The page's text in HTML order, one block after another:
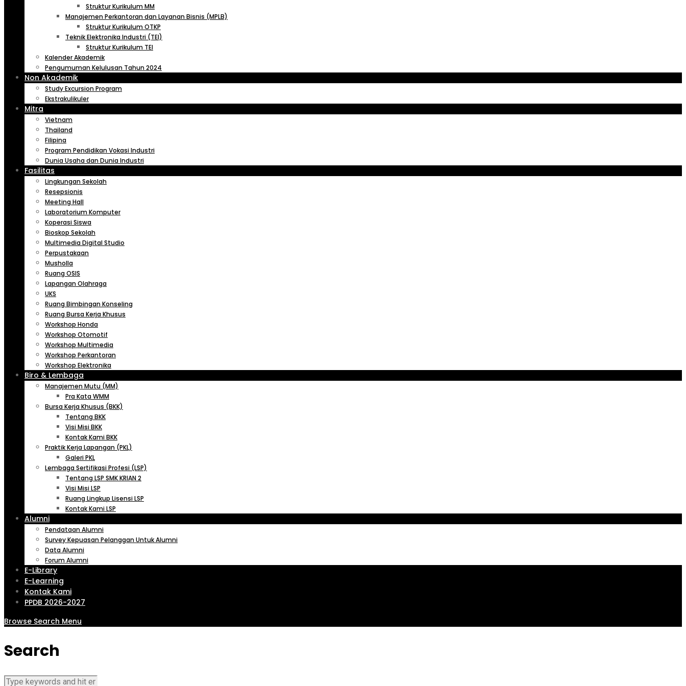
Struktur Kurikulum MM
Manajemen Perkantoran dan Layanan Bisnis (MPLB)
Struktur Kurikulum OTKP
Teknik Elektronika Industri (TEI)
Struktur Kurikulum TEI
Kalender Akademik
Pengumuman Kelulusan Tahun 2024
Non Akademik
Study Excursion Program
Ekstrakulikuler
Mitra
Vietnam
Thailand
Filipina
Program Pendidikan Vokasi Industri
Dunia Usaha dan Dunia Industri
Fasilitas
Lingkungan Sekolah
Resepsionis
Meeting Hall
Laboratorium Komputer
Koperasi Siswa
Bioskop Sekolah
Multimedia Digital Studio
Perpustakaan
Musholla
Ruang OSIS
Lapangan Olahraga
UKS
Ruang Bimbingan Konseling
Ruang Bursa Kerja Khusus
Workshop Honda
Workshop Otomotif
Workshop Multimedia
Workshop Perkantoran
Workshop Elektronika
Biro & Lembaga
Manajemen Mutu (MM)
Pra Kata WMM
Bursa Kerja Khusus (BKK)
Tentang BKK
Visi Misi BKK
Kontak Kami BKK
Praktik Kerja Lapangan (PKL)
Galeri PKL
Lembaga Sertifikasi Profesi (LSP)
Tentang LSP SMK KRIAN 2
Visi Misi LSP
Ruang Lingkup Lisensi LSP
Kontak Kami LSP
Alumni
Pendataan Alumni
Survey Kepuasan Pelanggan Untuk Alumni
Data Alumni
Forum Alumni
E-Library
E-Learning
Kontak Kami
PPDB 2026-2027
Browse Search Menu
Search